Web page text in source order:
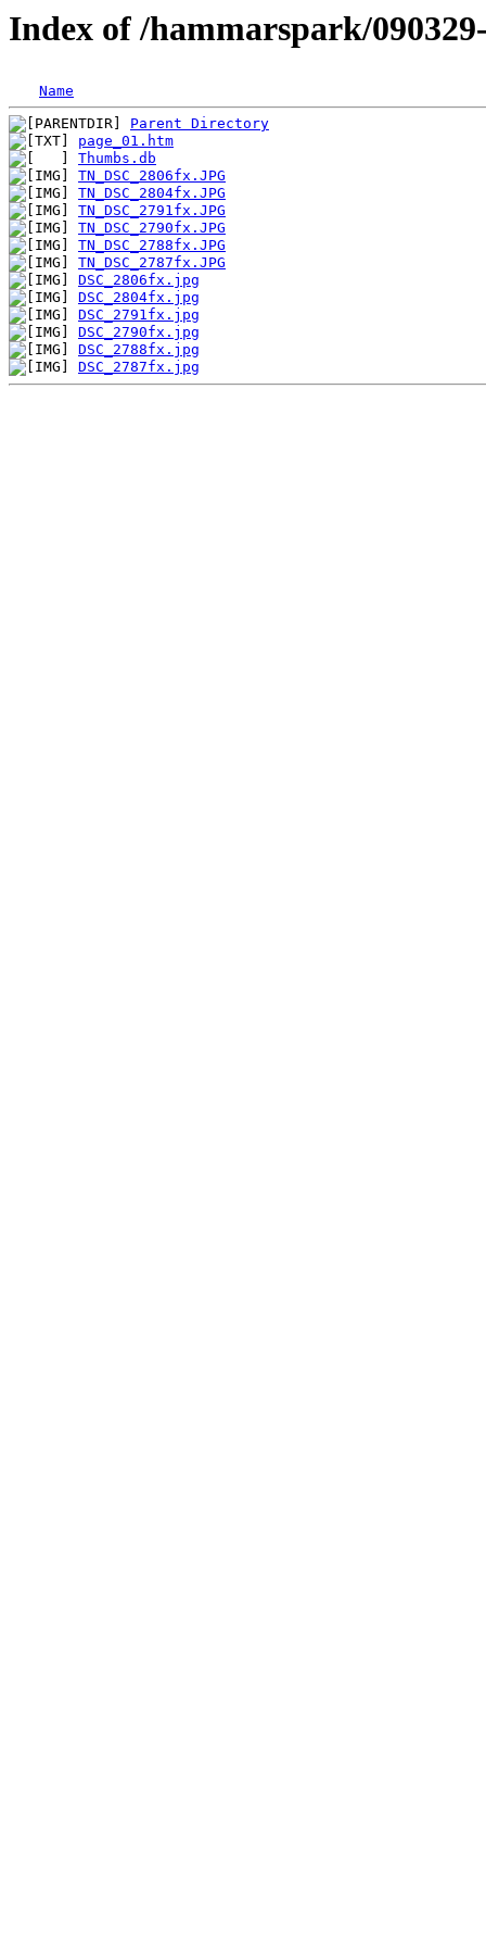
Index of /hammarspark/
Name
Parent Directory
page_01.htm
Thumbs.db
TN_DSC_2806fx.JPG
TN_DSC_2804fx.JPG
TN_DSC_2791fx.JPG
TN_DSC_2790fx.JPG
TN_DSC_2788fx.JPG
TN_DSC_2787fx.JPG
DSC_2806fx.jpg
DSC_2804fx.jpg
DSC_2791fx.jpg
DSC_2790fx.jpg
DSC_2788fx.jpg
DSC_2787fx.jpg